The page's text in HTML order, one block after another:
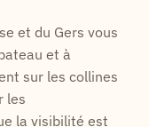
et du Gers vous
et à
sur les collines
les
la visibilité est